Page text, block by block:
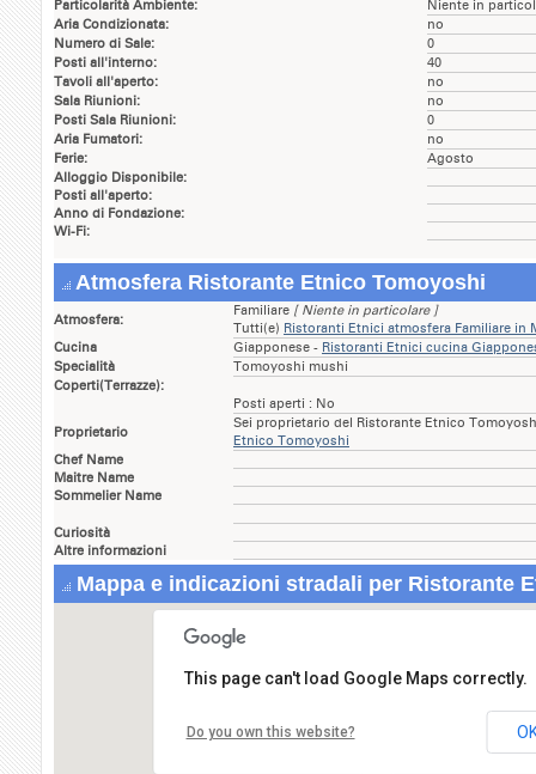
Particolarità Ambiente:
Niente in
Aria Condizionata:
no
Numero di Sale:
0
Posti all'interno:
40
Tavoli all'aperto:
no
Sala Riunioni:
no
Posti Sala Riunioni:
0
Aria Fumatori:
no
Ferie:
Agosto
Alloggio Disponibile:
Posti all'aperto:
Anno di Fondazione:
Wi-Fi:
Atmosfera Ristorante Etnico Tomoyoshi
Atmosfera:
Familiare [ Niente in particolare ]
Tutti(e) Ristoranti Etnici atmosfera Familiare in
Cucina
Giapponese - Ristoranti Etnici cucina
Specialità
Tomoyoshi mushi
Coperti(Terrazze):
Posti aperti : No
Proprietario
Sei proprietario del Ristorante Etnico
Etnico Tomoyoshi
Chef Name
Maitre Name
Sommelier Name
Curiosità
Altre informazioni
Mappa e indicazioni stradali per Ristorante
Ristorante Etnico Tomoyoshi
Via Sacco Luigi,4
20100 MILANO
This page can't load Google Maps correctly.
Do you own this website?